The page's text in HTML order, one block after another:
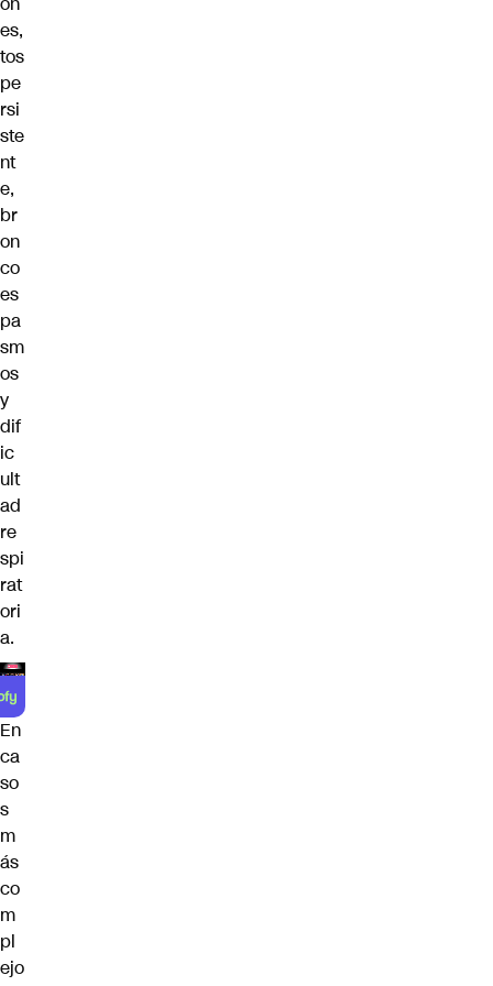
es,
tos
pe
rsi
ste
nt
e,
br
on
co
es
pa
sm
os
y
dif
ic
ult
ad
re
spi
rat
ori
a.
En
ca
so
s
m
ás
co
m
pl
ejo